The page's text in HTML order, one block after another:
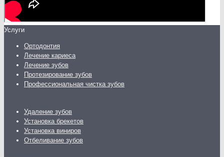
Услуги
Ортодонтия
Лечение кариеса
Лечение зубов
Протезирование зубов
Профессиональная чистка зубов
Удаление зубов
Установка брекетов
Установка виниров
Отбеливание зубов